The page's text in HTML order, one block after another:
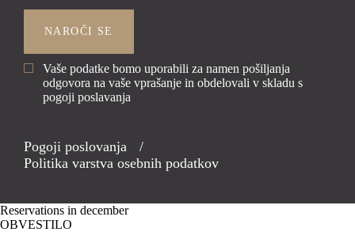
Vaše podatke bomo uporabili za namen pošiljanja
odgovora na vaše vprašanje in obdelovali v skladu s
pogoji poslavanja
Pogoji poslovanja
/
Politika varstva osebnih podatkov
Reservations in december
OBVESTILO